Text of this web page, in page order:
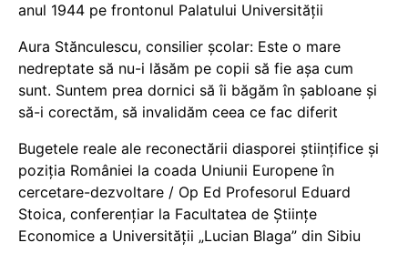
anul 1944 pe frontonul Palatului Universității
Aura Stănculescu, consilier școlar: Este o mare
nedreptate să nu-i lăsăm pe copii să fie așa cum
sunt. Suntem prea dornici să îi băgăm în șabloane și
să-i corectăm, să invalidăm ceea ce fac diferit
Bugetele reale ale reconectării diasporei științifice și
poziția României la coada Uniunii Europene în
cercetare-dezvoltare / Op Ed Profesorul Eduard
Stoica, conferențiar la Facultatea de Științe
Economice a Universității „Lucian Blaga” din Sibiu